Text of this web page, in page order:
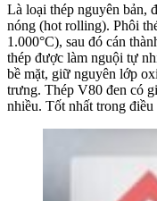
Là loại thép nguyên bản,
nóng (hot rolling). Phôi
1.000°C), sau đó cán
thép được làm nguội tự
bề mặt, giữ nguyên lớp
trưng. Thép V80 đen có
nhiều. Tốt nhất trong